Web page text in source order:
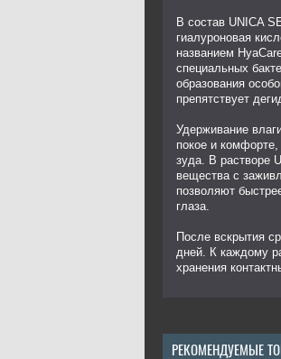
В состав UNICA
гиалуроновая
названием
специальных
образования
препятствует
Удерживание
покое и
зуда. В растворе
вещества с
позволяют
глаза.
После вскрытия
дней. К каждому
хранения
РЕКОМЕНДУЕМЫЕ